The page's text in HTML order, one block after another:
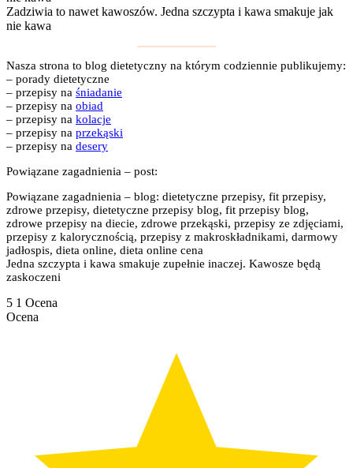
Zadziwia to nawet kawoszów. Jedna szczypta i kawa smakuje jak
nie kawa
Nasza strona to blog dietetyczny na którym codziennie publikujemy:
– porady dietetyczne
– przepisy na śniadanie
– przepisy na obiad
– przepisy na kolacje
– przepisy na przekąski
– przepisy na desery
Powiązane zagadnienia – post:
Powiązane zagadnienia – blog: dietetyczne przepisy, fit przepisy,
zdrowe przepisy, dietetyczne przepisy blog, fit przepisy blog,
zdrowe przepisy na diecie, zdrowe przekąski, przepisy ze zdjęciami,
przepisy z kalorycznością, przepisy z makroskładnikami, darmowy
jadłospis, dieta online, dieta online cena
Jedna szczypta i kawa smakuje zupełnie inaczej. Kawosze będą
zaskoczeni
5 1 Ocena
Ocena